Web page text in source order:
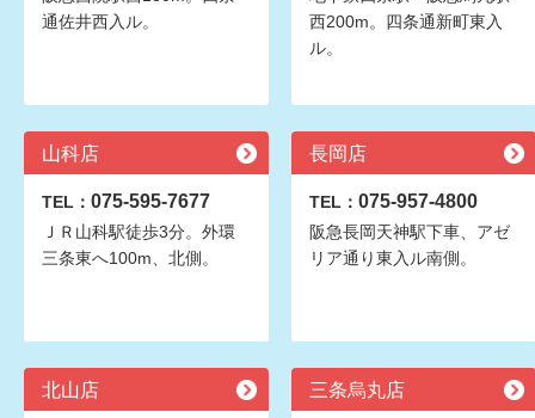
通佐井西入ル。
西200m。四条通新町東入
ル。
山科店
TEL： 075-595-7677
ＪＲ山科駅徒歩3分。外環
三条東へ100m、北側。
長岡店
TEL： 075-957-4800
阪急長岡天神駅下車、アゼ
リア通り東入ル南側。
北山店 三条烏丸店